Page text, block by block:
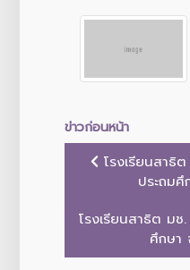
ข่าวก่อนหน้า
โรงเรียนสาธิ
ประถมศึ
โรงเรียนสาธิต มช
ศึกษา